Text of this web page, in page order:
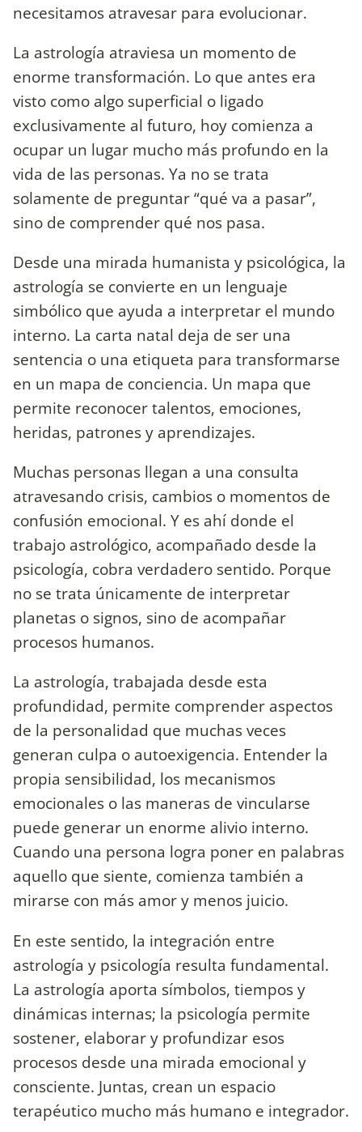
necesitamos atravesar para evolucionar.
La astrología atraviesa un momento de
enorme transformación. Lo que antes era
visto como algo superficial o ligado
exclusivamente al futuro, hoy comienza a
ocupar un lugar mucho más profundo en la
vida de las personas. Ya no se trata
solamente de preguntar “qué va a pasar”,
sino de comprender qué nos pasa.
Desde una mirada humanista y psicológica, la
astrología se convierte en un lenguaje
simbólico que ayuda a interpretar el mundo
interno. La carta natal deja de ser una
sentencia o una etiqueta para transformarse
en un mapa de conciencia. Un mapa que
permite reconocer talentos, emociones,
heridas, patrones y aprendizajes.
Muchas personas llegan a una consulta
atravesando crisis, cambios o momentos de
confusión emocional. Y es ahí donde el
trabajo astrológico, acompañado desde la
psicología, cobra verdadero sentido. Porque
no se trata únicamente de interpretar
planetas o signos, sino de acompañar
procesos humanos.
La astrología, trabajada desde esta
profundidad, permite comprender aspectos
de la personalidad que muchas veces
generan culpa o autoexigencia. Entender la
propia sensibilidad, los mecanismos
emocionales o las maneras de vincularse
puede generar un enorme alivio interno.
Cuando una persona logra poner en palabras
aquello que siente, comienza también a
mirarse con más amor y menos juicio.
En este sentido, la integración entre
astrología y psicología resulta fundamental.
La astrología aporta símbolos, tiempos y
dinámicas internas; la psicología permite
sostener, elaborar y profundizar esos
procesos desde una mirada emocional y
consciente. Juntas, crean un espacio
terapéutico mucho más humano e integrador.